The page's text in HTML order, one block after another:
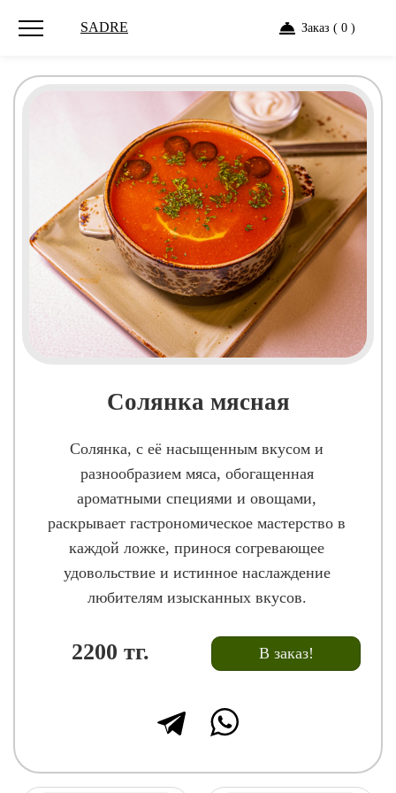
SADRE Заказ ( 0 )
Солянка мясная
Солянка, с её насыщенным вкусом и
разнообразием мяса, обогащенная
ароматными специями и овощами,
раскрывает гастрономическое мастерство в
каждой ложке, принося согревающее
удовольствие и истинное наслаждение
любителям изысканных вкусов.
2200 тг. В заказ!